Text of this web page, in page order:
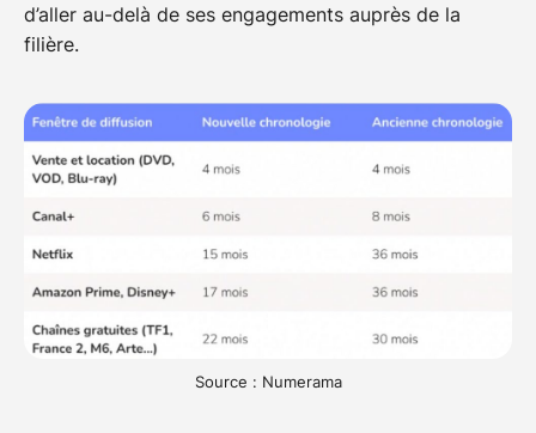
d’aller au-delà de ses engagements auprès de la
filière.
Source : Numerama